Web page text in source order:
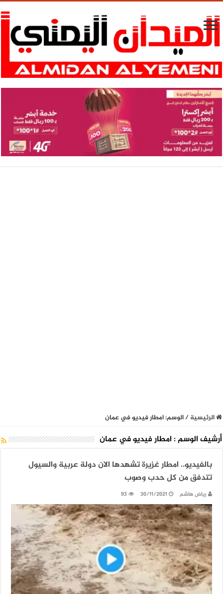
الرئيسية/الوسم:امطار فيديو في عمان
أرشيف الوسم : امطار فيديو في عمان
بالفيديو.. امطار غزيرة تشهدها الان دولة عربية والسيول
تتدفق من كل حدب وصوب
رياض هاشم 30/11/2021
93